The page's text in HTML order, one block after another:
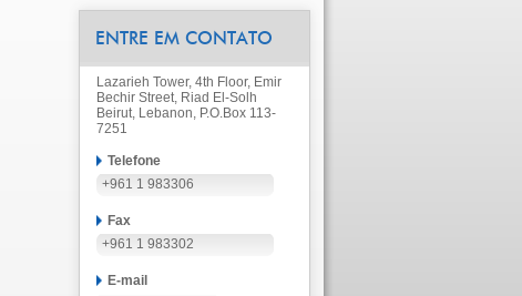
ENTRE EM CONTATO
Lazarieh Tower, 4th Floor, Emir
Bechir Street, Riad El-Solh
Beirut, Lebanon, P.O.Box 113-
7251
Telefone
+961 1 983306
Fax
+961 1 983302
E-mail